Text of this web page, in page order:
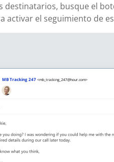
destinatarios, busque el
activar el seguimiento de
MB Tracking 247 <mb_tracking_247@hour.com>